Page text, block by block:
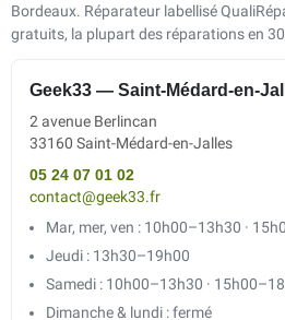
Bordeaux. Réparateur labellisé
gratuits, la plupart des réparations en
Geek33 — Saint-Médard-en-
2 avenue Berlincan
33160 Saint-Médard-en-Jalles
05 24 07 01 02
contact@geek33.fr
Mar, mer, ven : 10h00–13h30 ·
Jeudi : 13h30–19h00
Samedi : 10h00–13h30 ·
Dimanche & lundi : fermé